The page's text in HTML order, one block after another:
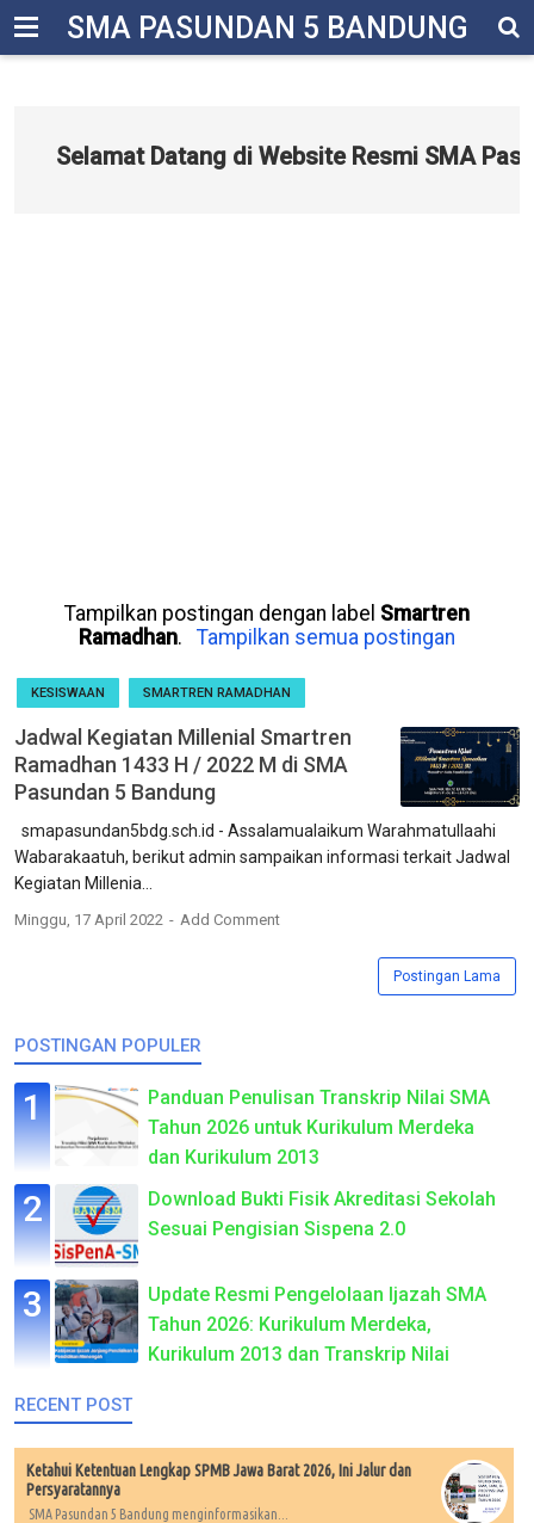
--> SMA PASUNDAN 5 BANDUNG
Selamat Datang di Website Resmi SMA
Tampilkan postingan dengan label Smartren
Ramadhan. Tampilkan semua postingan
KESISWAAN SMARTREN RAMADHAN
Jadwal Kegiatan Millenial Smartren
Ramadhan 1433 H / 2022 M di SMA
Pasundan 5 Bandung
smapasundan5bdg.sch.id - Assalamualaikum Warahmatullaahi
Wabarakaatuh, berikut admin sampaikan informasi terkait Jadwal
Kegiatan Millenia...
Minggu, 17 April 2022 Add Comment
Postingan Lama
POSTINGAN POPULER
Panduan Penulisan Transkrip Nilai SMA
Tahun 2026 untuk Kurikulum Merdeka
dan Kurikulum 2013
Download Bukti Fisik Akreditasi Sekolah
Sesuai Pengisian Sispena 2.0
Update Resmi Pengelolaan Ijazah SMA
Tahun 2026: Kurikulum Merdeka,
Kurikulum 2013 dan Transkrip Nilai
RECENT POST
Ketahui Ketentuan Lengkap SPMB Jawa Barat 2026, Ini Jalur dan
Persyaratannya
SMA Pasundan 5 Bandung menginformasikan...